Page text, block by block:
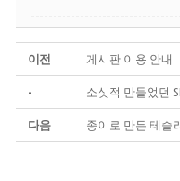
이전 게시판 이용 안내
- 소싯적 만들었던
다음 종이로 만든 테슬